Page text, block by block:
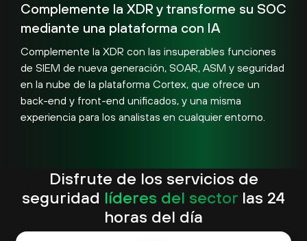
Complemente la XDR y transforme su SOC
mediante una plataforma con IA
Complemente la XDR con las insuperables funciones
de SIEM de nueva generación, SOAR, ASM y seguridad
en la nube de la plataforma Cortex, que ofrece un
back-end y front-end unificados, y una misma
experiencia para los analistas en cualquier entorno.
Disfrute de los servicios de
seguridad líderes del sector las 24
horas del día